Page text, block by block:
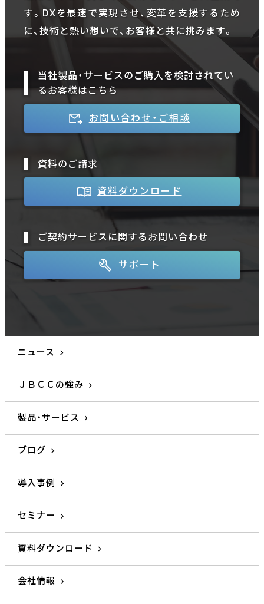
す。DXを最速で実現させ、変革を支援するため
に、技術と熱い想いで、お客様と共に挑みます。
当社製品・サービスのご購入を検討されてい
るお客様はこちら
お問い合わせ・ご相談
資料のご請求
資料ダウンロード
ご契約サービスに関するお問い合わせ
サポート
ニュース
ＪＢＣＣの強み
製品・サービス
ブログ
導入事例
セミナー
資料ダウンロード
会社情報